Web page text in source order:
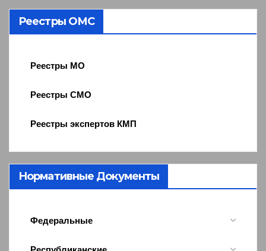
Реестры ОМС
Реестры МО
Реестры СМО
Реестры экспертов КМП
Нормативные Документы
Федеральные